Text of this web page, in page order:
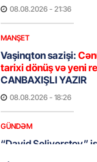
08.08.2026 - 21:36
MANŞET
Vaşinqton sazişi:
tarixi dönüş və yeni
CANBAXIŞLI YAZIR
08.08.2026 - 18:26
GÜNDƏM
“David Seliverstov”